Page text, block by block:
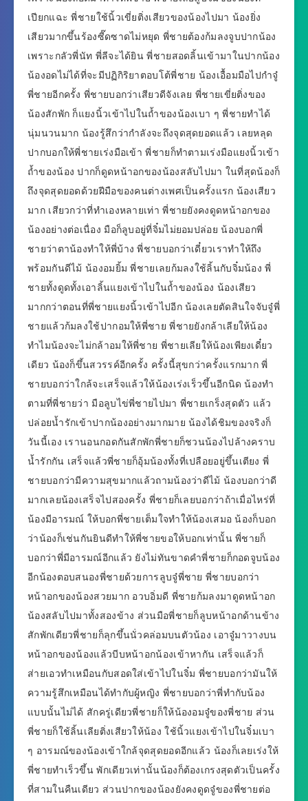
เปียกแฉะ พี่ชายใช้นิ้วเขี่ยติ่งเสียวของน้องไปมา น้องยิ่ง
เสียวมากขึ้นร้องซี๊ดซาดไม่หยุด พี่ชายต้องก้มลงจูบปากน้อง
เพราะกลัวพี่นัท พี่ลีจะได้ยิน พี่ชายสอดลิ้นเข้ามาในปากน้อง
น้องอดไม่ได้ที่จะมีปฏิกิริยาตอบโต้พี่ชาย น้องเอื้อมมือไปกำจู๋
พี่ชายอีกครั้ง พี่ชายบอกว่าเสียวดีจังเลย พี่ชายเขี่ยติ่งของ
น้องสักพัก ก็แยงนิ้วเข้าไปในถ้ำของน้องเบา ๆ พี่ชายทำได้
นุ่มนวนมาก น้องรู้สึกว่ากำลังจะถึงจุดสุดยอดแล้ว เลยหลุด
ปากบอกให้พี่ชายเร่งมือเข้า พี่ชายก็ทำตามเร่งมือแยงนิ้วเข้า
ถ้ำของน้อง ปากก็ดูดหน้าอกของน้องสลับไปมา ในที่สุดน้องก็
ถึงจุดสุดยอดด้วยฝีมือของคนต่างเพศเป็นครั้งแรก น้องเสียว
มาก เสียวกว่าที่ทำเองหลายเท่า พี่ชายยังคงดูดหน้าอกของ
น้องอย่างต่อเนื่อง มือก็ลูบอยู่ที่จิ๋มไม่ยอมปล่อย น้องบอกพี่
ชายว่าตาน้องทำให้พี่บ้าง พี่ชายบอกว่าเดี๋ยวเราทำให้ถึง
พร้อมกันดีไม้ น้องอมยิ้ม พี่ชายเลยก้มลงใช้ลิ้นกับจิ๋มน้อง พี่
ชายทั้งดูดทั้งเอาลิ้นแยงเข้าไปในถ้ำของน้อง น้องเสียว
มากกว่าตอนที่พี่ชายแยงนิ้วเข้าไปอีก น้องเลยตัดสินใจจับจู๋พี่
ชายแล้วก้มลงใช้ปากอมให้พี่ชาย พี่ชายยังกล้าเลียให้น้อง
ทำไมน้องจะไม่กล้าอมให้พี่ชาย พี่ชายเลียให้น้องเพียงเดี๋ยว
เดียว น้องก็ขึ้นสวรรค์อีกครั้ง ครั้งนี้สุขกว่าครั้งแรกมาก พี่
ชายบอกว่าใกล้จะเสร็จแล้วให้น้องเร่งเร็วขึ้นอีกนิด น้องทำ
ตามที่พี่ชายว่า มือลูบไข่พี่ชายไปมา พี่ชายเกร็งสุดตัว แล้ว
ปล่อยน้ำรักเข้าปากน้องอย่างมากมาย น้องได้ชิมของจริงก็
วันนี้เอง เรานอนกอดกันสักพักพี่ชายก็ชวนน้องไปล้างคราบ
น้ำรักกัน เสร็จแล้วพี่ชายก็อุ้มน้องทั้งที่เปลือยอยู่ขึ้นเตียง พี่
ชายบอกว่ามีความสุขมากแล้วถามน้องว่าดีไม้ น้องบอกว่าดี
มากเลยน้องเสร็จไปสองครั้ง พี่ชายก็เลยบอกว่าถ้าเมื่อไหร่ที่
น้องมีอารมณ์ ให้บอกพี่ชายเต็มใจทำให้น้องเสมอ น้องก็บอก
ว่าน้องก็เช่นกันยินดีทำให้พี่ชายขอให้บอกเท่านั้น พี่ชายก็
บอกว่าพี่มีอารมณ์อีกแล้ว ยังไม่ทันขาดคำพี่ชายก็กอดจูบน้อง
อีกน้องตอบสนองพี่ชายด้วยการลูบจู๋พี่ชาย พี่ชายบอกว่า
หน้าอกของน้องสวยมาก อวบอิ่มดี พี่ชายก้มลงมาดูดหน้าอก
น้องสลับไปมาทั้งสองข้าง ส่วนมือพี่ชายก็ลูบหน้าอกด้านข้าง
สักพักเดียวพี่ชายก็ลุกขึ้นนั่วคล่อมบนตัวน้อง เอาจู๋มาวางบน
หน้าอกของน้องแล้วบีบหน้าอกน้องเข้าหากัน เสร็จแล้วก็
ส่ายเอวทำเหมือนกับสอดใส่เข้าไปในจิ๋ม พี่ชายบอกว่ามันให้
ความรู้สึกเหมือนได้ทำกับผู้หญิง พี่ชายบอกว่าพี่ทำกับน้อง
แบบนั้นไม่ได้ สักครู่เดียวพี่ชายก็ให้น้องอมจู๋ของพี่ชาย ส่วน
พี่ชายก็ใช้ลิ้นเลียติ่งเสียวให้น้อง ใช้นิ้วแยงเข้าไปในจิ๋มเบา
ๆ อารมณ์ของน้องเข้าใกล้จุดสุดยอดอีกแล้ว น้องก็เลยเร่งให้
พี่ชายทำเร็วขึ้น พักเดียวเท่านั้นน้องก็ต้องเกรงสุดตัวเป็นครั้ง
ที่สามในคืนเดียว ส่วนปากของน้องยังคงดูดจู๋ของพี่ชายต่อ